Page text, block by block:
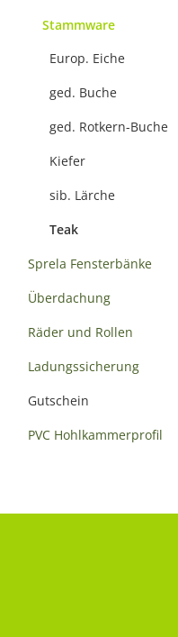
Stammware
Europ. Eiche
ged. Buche
ged. Rotkern-Buche
Kiefer
sib. Lärche
Teak
Sprela Fensterbänke
Überdachung
Räder und Rollen
Ladungssicherung
Gutschein
PVC Hohlkammerprofil